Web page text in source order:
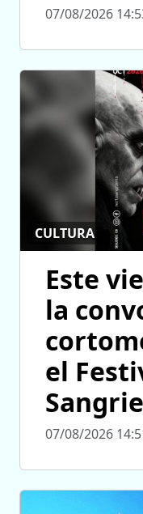
07/08/2026
CULTURA
Este
la
el
07/08/2026